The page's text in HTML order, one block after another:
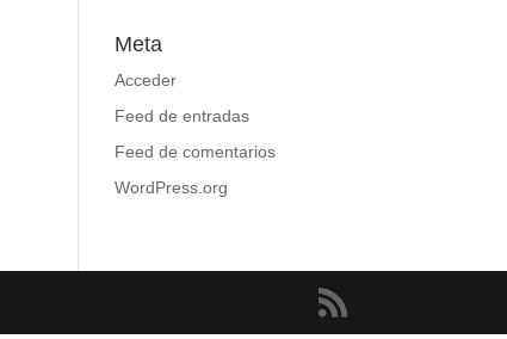
Meta
Acceder
Feed de entradas
Feed de comentarios
WordPress.org